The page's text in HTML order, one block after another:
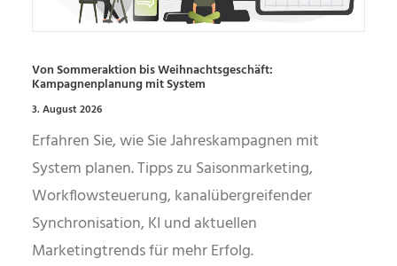
Von Sommeraktion bis Weihnachtsgeschäft:
Kampagnenplanung mit System
3. August 2026
Erfahren Sie, wie Sie Jahreskampagnen mit
System planen. Tipps zu Saisonmarketing,
Workflowsteuerung, kanalübergreifender
Synchronisation, KI und aktuellen
Marketingtrends für mehr Erfolg.